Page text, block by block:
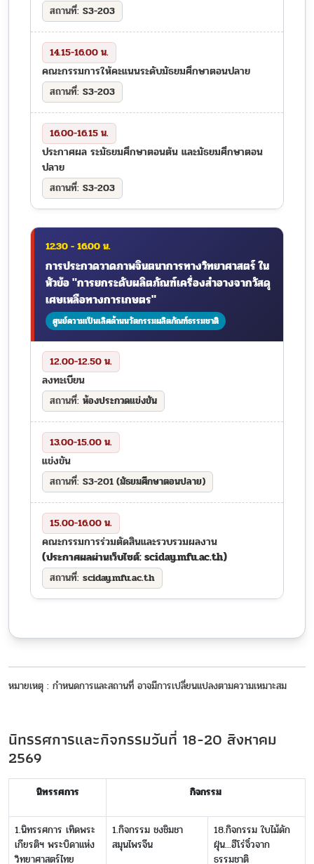
S3-203
14.15-16.00 น.
คณะกรรมการให้คะแนนระดับมัธยมศึกษาตอนปลาย
S3-203
16.00-16.15 น.
ประกาศผล ระมัธยมศึกษาตอนต้น และมัธยมศึกษาตอน
ปลาย
S3-203
12.30 - 16.00 น.
การประกวดวาดภาพจินตนาการทางวิทยาศาสตร์ ใน
หัวข้อ "การยกระดับผลิตภัณฑ์เครื่องสำอางจากวัสดุ
เศษเหลือทางการเกษตร"
ศูนย์ความเป็นเลิศด้านนวัตกรรมผลิตภัณฑ์ธรรมชาติ
12.00-12.50 น.
ลงทะเบียน
ห้องประกวดแข่งขัน
13.00-15.00 น.
แข่งขัน
S3-201 (มัธยมศึกษาตอนปลาย)
15.00-16.00 น.
คณะกรรมการร่วมตัดสินและรวบรวมผลงาน
(ประกาศผลผ่านเว็บไซต์:sciday.mfu.ac.th)
sciday.mfu.ac.th
หมายเหตุ : กำหนดการและสถานที่ อาจมีการเปลี่ยนแปลงตามความเหมาะสม
นิทรรศการและกิจกรรมวันที่ 18-20 สิงหาคม
2569
นิทรรศการ กิจกรรม
1.นิทรรศการ เทิดพระ
เกียรติฯ พระบิดาแห่ง
วิทยาศาสตร์ไทย
1.กิจกรรม ชงชิมชา
สมุนไพรจีน
18.กิจกรรม ใบไม้ดัก
ฝุ่น...ฮีโร่จิ๋วจาก
ธรรมชาติ